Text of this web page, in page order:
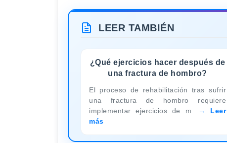
LEER TAMBIÉN
¿Qué ejercicios hacer después de
una fractura de hombro?
El proceso de rehabilitación tras sufrir
una fractura de hombro requiere
implementar ejercicios de m
Leer
más